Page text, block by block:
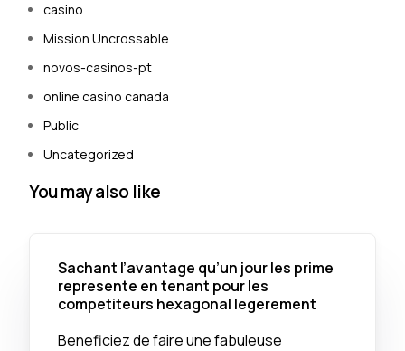
casino
Mission Uncrossable
novos-casinos-pt
online casino canada
Public
Uncategorized
You may also like
Sachant l’avantage qu’un jour les prime
represente en tenant pour les
competiteurs hexagonal legerement
Beneficiez de faire une fabuleuse